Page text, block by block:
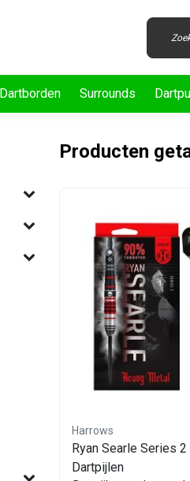
Dartborden Surrounds
Producten
Harrows
Ryan Searle Series
Dartpijlen